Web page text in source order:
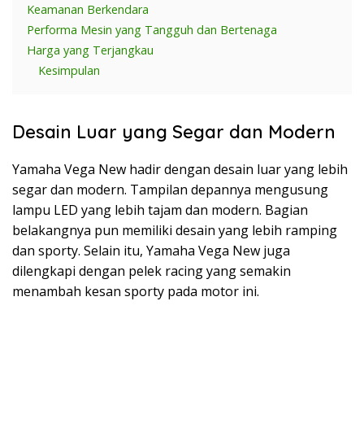
Keamanan Berkendara
Performa Mesin yang Tangguh dan Bertenaga
Harga yang Terjangkau
Kesimpulan
Desain Luar yang Segar dan Modern
Yamaha Vega New hadir dengan desain luar yang lebih
segar dan modern. Tampilan depannya mengusung
lampu LED yang lebih tajam dan modern. Bagian
belakangnya pun memiliki desain yang lebih ramping
dan sporty. Selain itu, Yamaha Vega New juga
dilengkapi dengan pelek racing yang semakin
menambah kesan sporty pada motor ini.